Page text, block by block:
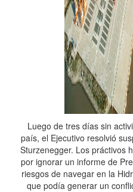
Luego de tres días sin
país, el Ejecutivo resolvió
Sturzenegger. Los práctivos
por ignorar un informe de
riesgos de navegar en la
que podía generar un